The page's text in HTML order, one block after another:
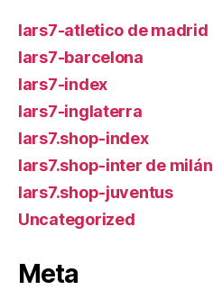
lars7-atletico de madrid
lars7-barcelona
lars7-index
lars7-inglaterra
lars7.shop-index
lars7.shop-inter de milán
lars7.shop-juventus
Uncategorized
Meta